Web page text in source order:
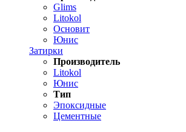
Glims
Litokol
Основит
Юнис
Затирки
Производитель
Litokol
Юнис
Тип
Эпоксидные
Цементные